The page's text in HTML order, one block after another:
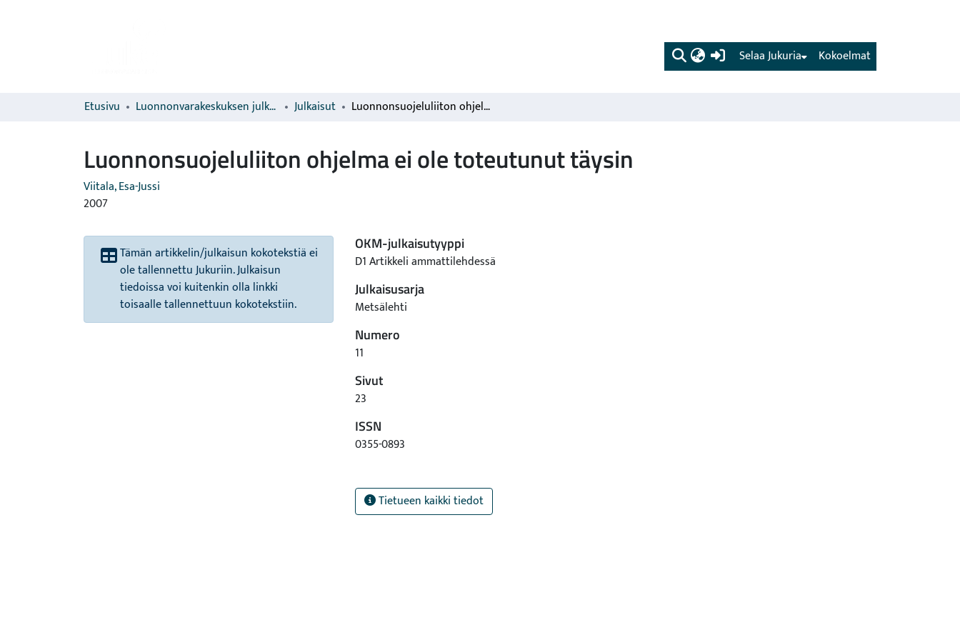
(current) Kokoelmat
Selaa Jukuria
Etusivu Luonnonvarakeskuksen julkaisut Julkaisut Luonnonsuojeluliiton ohjelma ei ole toteutunut täysin
Luonnonsuojeluliiton ohjelma ei ole toteutunut täysin
Viitala, Esa-Jussi
2007
Tämän artikkelin/julkaisun kokotekstiä ei
ole tallennettu Jukuriin. Julkaisun
tiedoissa voi kuitenkin olla linkki
toisaalle tallennettuun kokotekstiin.
OKM-julkaisutyyppi
D1 Artikkeli ammattilehdessä
Julkaisusarja
Metsälehti
Numero
11
Sivut
23
ISSN
0355-0893
Tietueen kaikki tiedot